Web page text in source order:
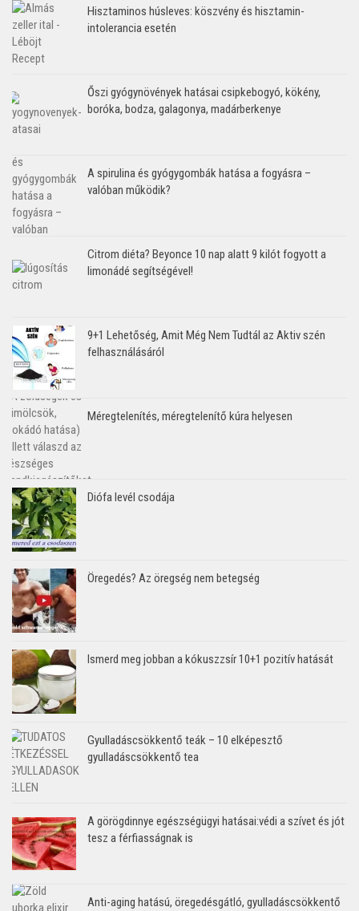
Hisztaminos húsleves: köszvény és hisztamin-
intolerancia esetén
Őszi gyógynövények hatásai csipkebogyó, kökény,
boróka, bodza, galagonya, madárberkenye
A spirulina és gyógygombák hatása a fogyásra –
valóban működik?
Citrom diéta? Beyonce 10 nap alatt 9 kilót fogyott a
limonádé segítségével!
9+1 Lehetőség, Amit Még Nem Tudtál az Aktiv szén
felhasználásáról
Méregtelenítés, méregtelenítő kúra helyesen
Diófa levél csodája
Öregedés? Az öregség nem betegség
Ismerd meg jobban a kókuszzsír 10+1 pozitív hatását
Gyulladáscsökkentő teák – 10 elképesztő
gyulladáscsökkentő tea
A görögdinnye egészségügyi hatásai:védi a szívet és jót
tesz a férfiasságnak is
Anti-aging hatású, öregedésgátló, gyulladáscsökkentő